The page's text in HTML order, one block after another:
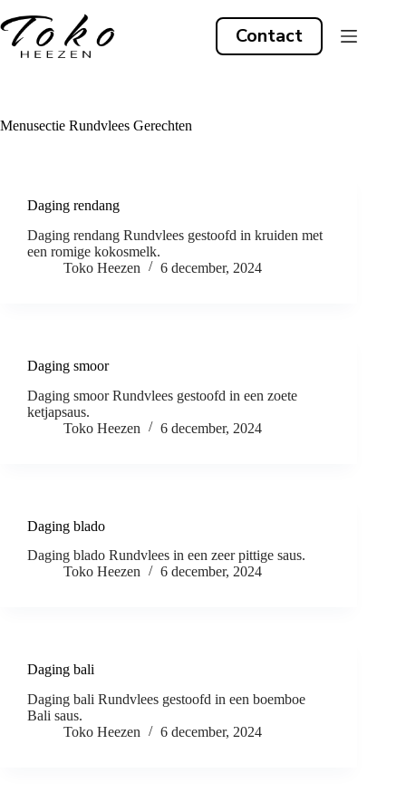
naar
de
inhoud
Contact
Menusectie Rundvlees Gerechten
Daging rendang
Daging rendang Rundvlees gestoofd in kruiden met
een romige kokosmelk.
Toko Heezen
6 december, 2024
Daging smoor
Daging smoor Rundvlees gestoofd in een zoete
ketjapsaus.
Toko Heezen
6 december, 2024
Daging blado
Daging blado Rundvlees in een zeer pittige saus.
Toko Heezen
6 december, 2024
Daging bali
Daging bali Rundvlees gestoofd in een boemboe
Bali saus.
Toko Heezen
6 december, 2024